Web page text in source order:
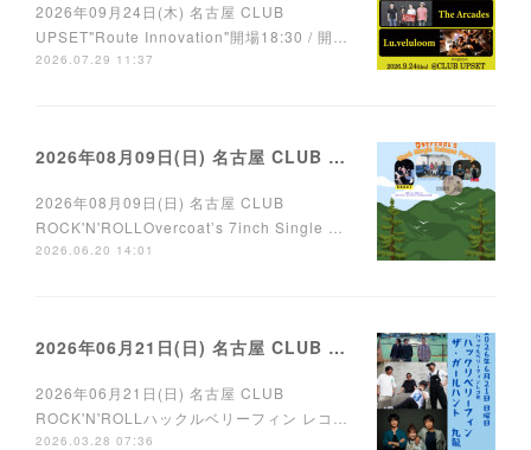
2026年09月24日(木) 名古屋 CLUB
UPSET"Route Innovation"開場18:30 / 開…
2026.07.29 11:37
2026年08月09日(日) 名古屋 CLUB ROCK'N'ROLL
2026年08月09日(日) 名古屋 CLUB
ROCK'N'ROLLOvercoat’s 7inch Single …
2026.06.20 14:01
2026年06月21日(日) 名古屋 CLUB ROCK'N'ROLL
2026年06月21日(日) 名古屋 CLUB
ROCK'N'ROLLハックルベリーフィン レコ…
2026.03.28 07:36